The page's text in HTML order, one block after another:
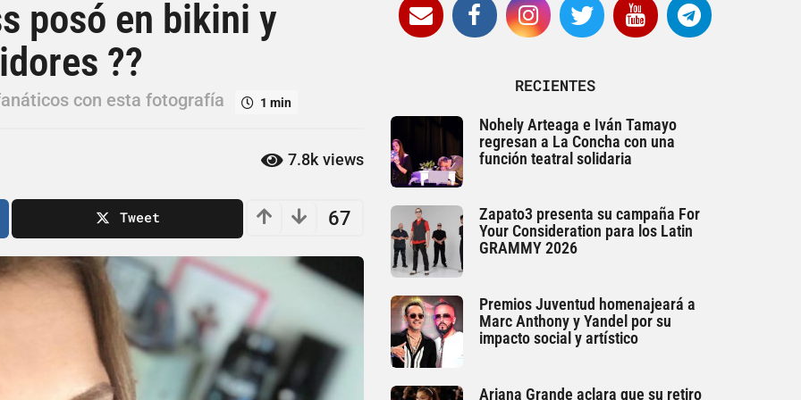
posó en bikini y
??
con esta fotografía 1 min
7.8k views
67
Tweet
RECIENTES
Nohely Arteaga e Iván Tamayo
regresan a La Concha con una
función teatral solidaria
Zapato3 presenta su campaña For
Your Consideration para los Latin
GRAMMY 2026
Premios Juventud homenajeará a
Marc Anthony y Yandel por su
impacto social y artístico
Ariana Grande aclara que su retiro